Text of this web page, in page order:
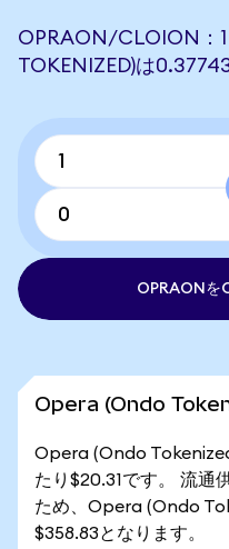
OPRAON/CLOION：1
TOKENIZED)は
OPRAONを
Opera (Ondo
Opera (Ondo
たり$20.31です。 流通
ため、Opera (Ondo
$358.83となります。